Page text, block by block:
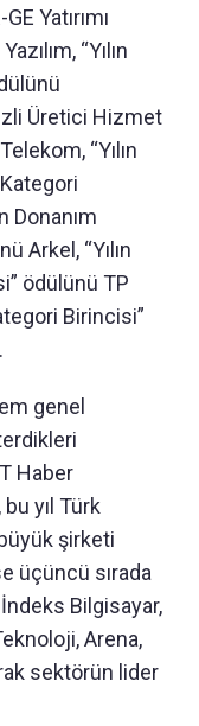
Yatırımı
“Yılın
Üretici Hizmet
“Yılın
Donanım
Arkel, “Yılın
ödülünü TP
Birincisi”
genel
Haber
yıl Türk
şirketi
üçüncü sırada
İndeks Bilgisayar,
Arena,
sektörün lider